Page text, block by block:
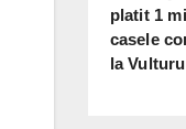
platit 1
casele
la